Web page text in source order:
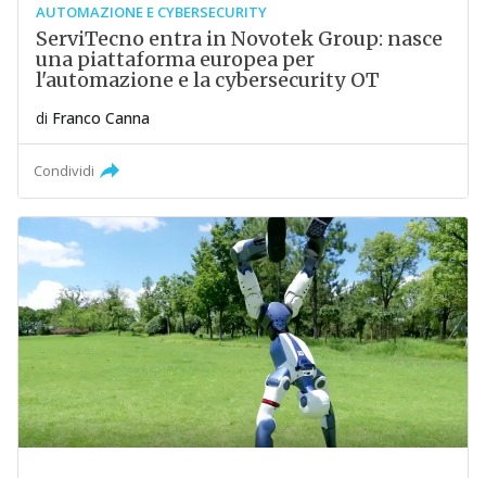
AUTOMAZIONE E CYBERSECURITY
ServiTecno entra in Novotek Group: nasce
una piattaforma europea per
l'automazione e la cybersecurity OT
di Franco Canna
Condividi